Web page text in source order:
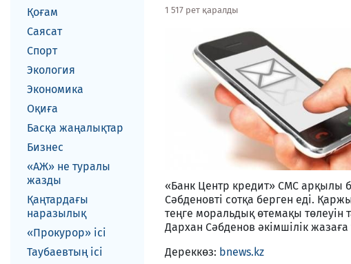
Қоғам
Саясат
Спорт
Экология
Экономика
Оқиға
Басқа жаңалықтар
Бизнес
«АЖ» не туралы
жазды
Қаңтардағы
наразылық
«Прокурор» ісі
Таубаевтың ісі
1 517 рет қаралды
«Банк Центр кредит» СМС арқылы
Сәбденовті сотқа берген еді.
теңге моральдық өтемақы төлеуін
Дархан Сәбденов әкімшілік
Дереккөз: bnews.kz